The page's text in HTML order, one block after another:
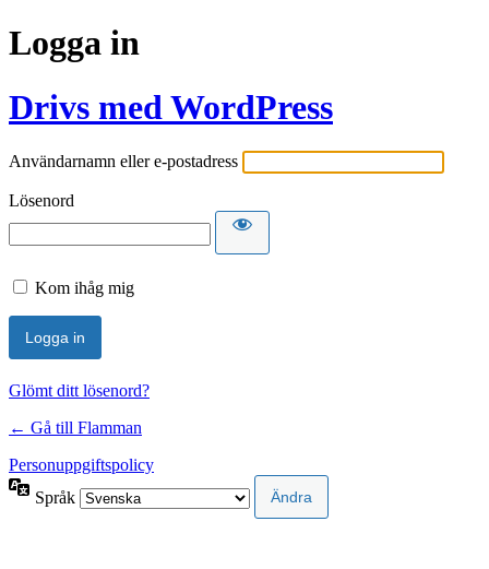
Logga in
Drivs med WordPress
Användarnamn eller e-postadress
Lösenord
Kom ihåg mig
Glömt ditt lösenord?
← Gå till Flamman
Personuppgiftspolicy
Språk